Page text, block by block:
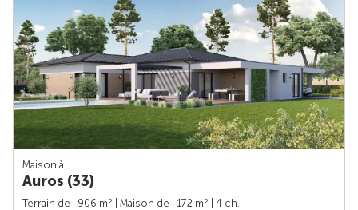
Maison à
Auros (33)
Terrain de : 906 m2 | Maison de : 172 m2
| 4 ch.